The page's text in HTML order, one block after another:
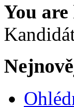
You are